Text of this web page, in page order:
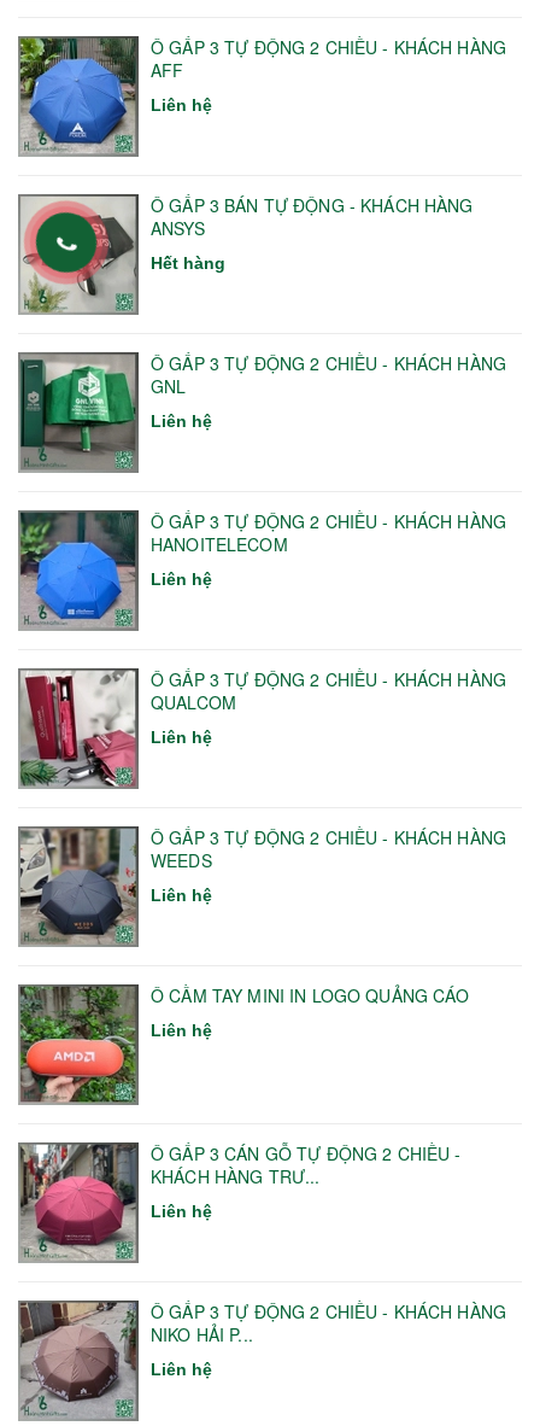
Ô GẤP 3 TỰ ĐỘNG 2 CHIỀU - KHÁCH HÀNG
AFF
Liên hệ
Ô GẤP 3 BÁN TỰ ĐỘNG - KHÁCH HÀNG
ANSYS
Hết hàng
Ô GẤP 3 TỰ ĐỘNG 2 CHIỀU - KHÁCH HÀNG
GNL
Liên hệ
Ô GẤP 3 TỰ ĐỘNG 2 CHIỀU - KHÁCH HÀNG
HANOITELECOM
Liên hệ
Ô GẤP 3 TỰ ĐỘNG 2 CHIỀU - KHÁCH HÀNG
QUALCOM
Liên hệ
Ô GẤP 3 TỰ ĐỘNG 2 CHIỀU - KHÁCH HÀNG
WEEDS
Liên hệ
Ô CẦM TAY MINI IN LOGO QUẢNG CÁO
Liên hệ
Ô GẤP 3 CÁN GỖ TỰ ĐỘNG 2 CHIỀU -
KHÁCH HÀNG TRƯ...
Liên hệ
Ô GẤP 3 TỰ ĐỘNG 2 CHIỀU - KHÁCH HÀNG
NIKO HẢI P...
Liên hệ